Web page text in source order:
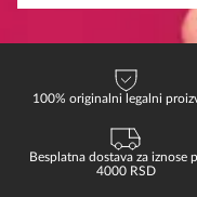
100% originalni legalni
Besplatna dostava za iznose
4000 RSD